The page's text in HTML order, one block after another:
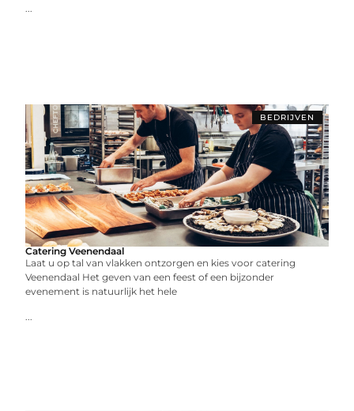
...
BEDRIJVEN
Catering Veenendaal
Laat u op tal van vlakken ontzorgen en kies voor catering
Veenendaal Het geven van een feest of een bijzonder
evenement is natuurlijk het hele
...